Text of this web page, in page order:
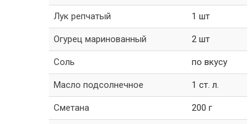
Лук репчатый 1 шт
Огурец маринованный 2 шт
Соль по вкусу
Масло подсолнечное 1 ст. л.
Сметана 200 г